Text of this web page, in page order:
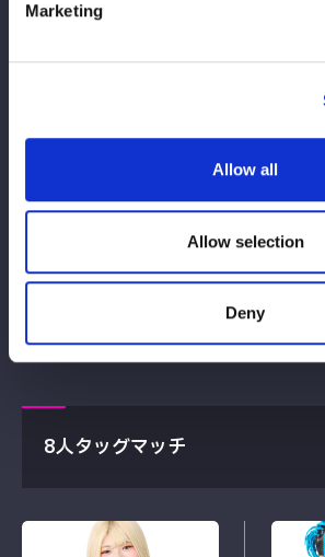
Marketing
Allow all
Allow selection
Deny
9分33秒
天咲光由：ブリザードスープレッ
8人タッグマッチ